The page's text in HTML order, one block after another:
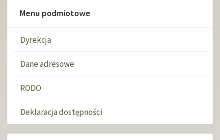
Menu podmiotowe
Dyrekcja
Dane adresowe
RODO
Deklaracja dostępności